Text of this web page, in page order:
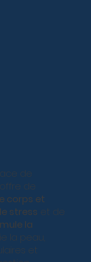
de
de
corps et
stress et de
la
la peau,
et